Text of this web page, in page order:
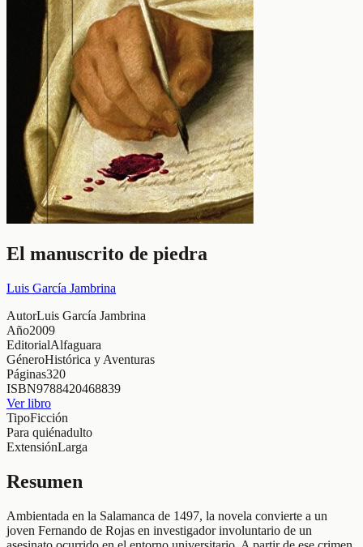
El manuscrito de piedra
Luis García Jambrina
AutorLuis García Jambrina
Año2009
EditorialAlfaguara
GéneroHistórica y Aventuras
Páginas320
ISBN9788420468839
Ver libro
TipoFicción
Para quiénadulto
ExtensiónLarga
Resumen
Ambientada en la Salamanca de 1497, la novela convierte a un
joven Fernando de Rojas en investigador involuntario de un